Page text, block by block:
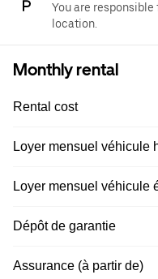
You are
location.
Monthly rental
Rental cost
Loyer mensuel véhicule
Loyer mensuel véhicule
Dépôt de garantie
Assurance (à partir de)